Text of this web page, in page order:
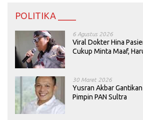
POLITIKA ____
6 Agustus 2026
Viral Dokter Hina
Cukup Minta Maaf,
30 Maret 2026
Yusran Akbar
Pimpin PAN Sultra